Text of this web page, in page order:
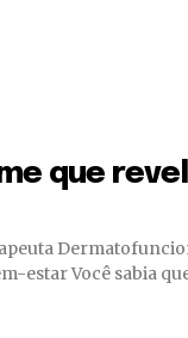
que
não definem